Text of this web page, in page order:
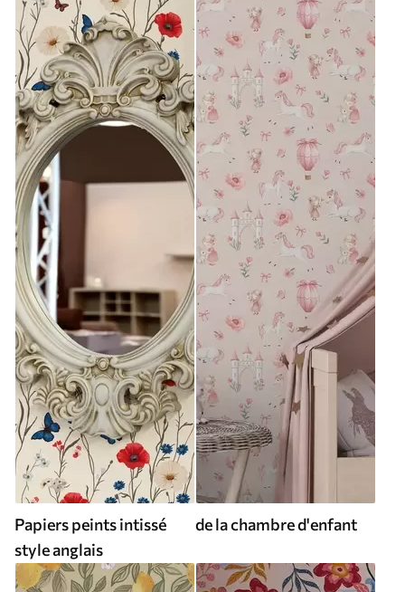
Papiers peints intissé
style anglais
de la chambre d'enfant